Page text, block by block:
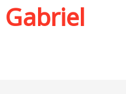
Gabriel